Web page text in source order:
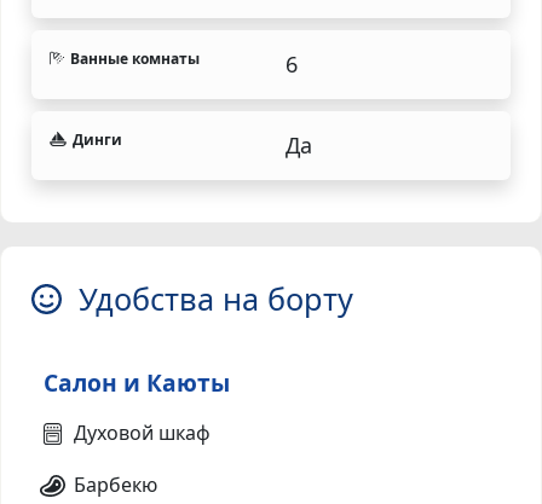
Ванные комнаты 6
Динги Да
Удобства на борту
Салон и Каюты
Духовой шкаф
Барбекю